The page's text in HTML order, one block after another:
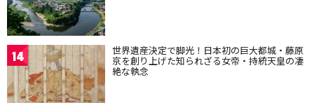
14 世界遺産決定で脚光！日本初の巨大都城・藤原
京を創り上げた知られざる女帝・持統天皇の凄
絶な執念